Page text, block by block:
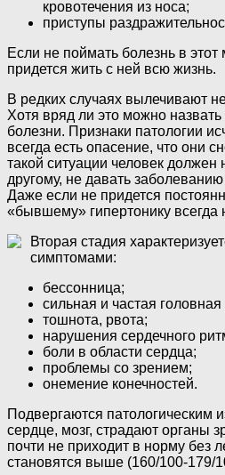
кровотечения из носа;
приступы
Если не поймать болезнь в
придется жить с ней всю жизнь.
В редких случаях вылечивают
Хотя вряд ли это можно
болезни. Признаки патологии
всегда есть опасение, что они
такой ситуации человек должен
другому, не давать
Даже если не придется
«бывшему» гипертонику всегда
Вторая стадия
симптомами:
бессонница;
сильная и частая головная
тошнота, рвота;
нарушения сердечного
боли в области сердца;
проблемы со зрением;
онемение конечностей.
Подвергаются патологическим
сердце, мозг, страдают органы
почти не приходит в норму без
становятся выше (160/100-179/